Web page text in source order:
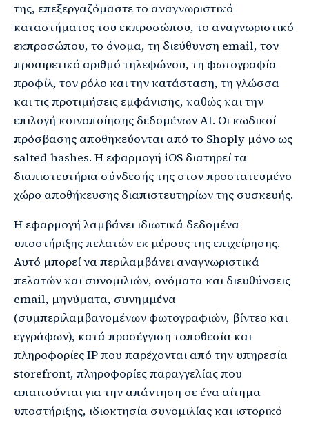
της, επεξεργαζόμαστε το αναγνωριστικό
καταστήματος του εκπροσώπου, το αναγνωριστικό
εκπροσώπου, το όνομα, τη διεύθυνση email, τον
προαιρετικό αριθμό τηλεφώνου, τη φωτογραφία
προφίλ, τον ρόλο και την κατάσταση, τη γλώσσα
και τις προτιμήσεις εμφάνισης, καθώς και την
επιλογή κοινοποίησης δεδομένων AI. Οι κωδικοί
πρόσβασης αποθηκεύονται από το Shoply μόνο ως
salted hashes. Η εφαρμογή iOS διατηρεί τα
διαπιστευτήρια σύνδεσής της στον προστατευμένο
χώρο αποθήκευσης διαπιστευτηρίων της συσκευής.
Η εφαρμογή λαμβάνει ιδιωτικά δεδομένα
υποστήριξης πελατών εκ μέρους της επιχείρησης.
Αυτό μπορεί να περιλαμβάνει αναγνωριστικά
πελατών και συνομιλιών, ονόματα και διευθύνσεις
email, μηνύματα, συνημμένα
(συμπεριλαμβανομένων φωτογραφιών, βίντεο και
εγγράφων), κατά προσέγγιση τοποθεσία και
πληροφορίες IP που παρέχονται από την υπηρεσία
storefront, πληροφορίες παραγγελίας που
απαιτούνται για την απάντηση σε ένα αίτημα
υποστήριξης, ιδιοκτησία συνομιλίας και ιστορικό